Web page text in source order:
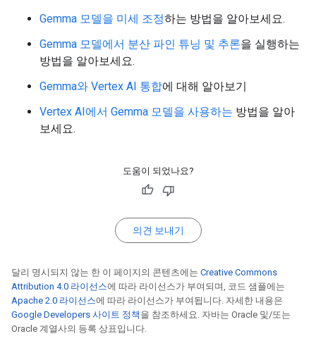
Gemma 모델을 미세 조정하는 방법을 알아보세요.
Gemma 모델에서 분산 파인 튜닝 및 추론을 실행하는
방법을 알아보세요.
Gemma와 Vertex AI 통합에 대해 알아보기
Vertex AI에서 Gemma 모델을 사용하는 방법을 알아
보세요.
도움이 되었나요?
의견 보내기
달리 명시되지 않는 한 이 페이지의 콘텐츠에는 Creative Commons
Attribution 4.0 라이선스에 따라 라이선스가 부여되며, 코드 샘플에는
Apache 2.0 라이선스에 따라 라이선스가 부여됩니다. 자세한 내용은
Google Developers 사이트 정책 을 참조하세요. 자바는 Oracle 및/또는
Oracle 계열사의 등록 상표입니다.